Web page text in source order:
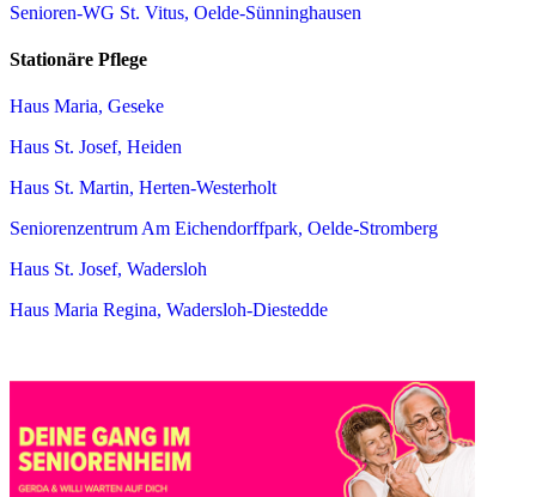
Senioren-WG St. Vitus, Oelde-Sünninghausen
Stationäre Pflege
Haus Maria, Geseke
Haus St. Josef, Heiden
Haus St. Martin, Herten-Westerholt
Seniorenzentrum Am Eichendorffpark, Oelde-Stromberg
Haus St. Josef, Wadersloh
Haus Maria Regina, Wadersloh-Diestedde